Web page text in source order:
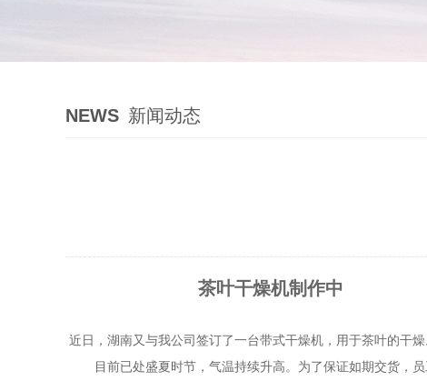
NEWS 新闻动态
茶叶干燥机制作中
近日，湖南又与我公司签订了一台带式干燥机，用于茶叶的干燥
目前已处盛夏时节，气温持续升高。 为了保证如期交货，